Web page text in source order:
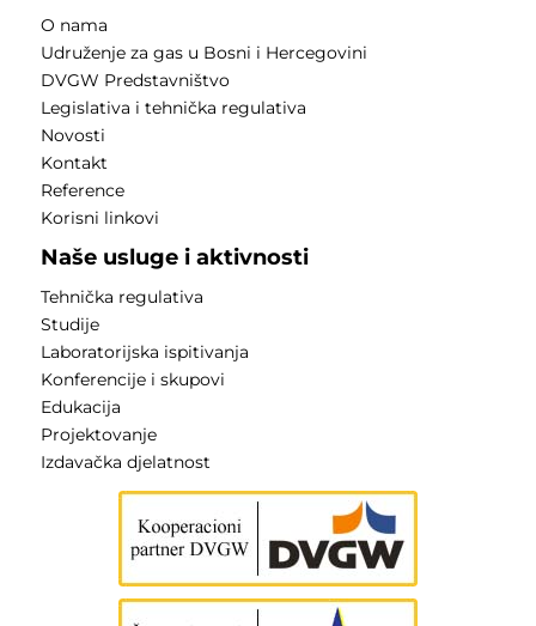
O nama
Udruženje za gas u Bosni i Hercegovini
DVGW Predstavništvo
Legislativa i tehnička regulativa
Novosti
Kontakt
Reference
Korisni linkovi
Naše usluge i aktivnosti
Tehnička regulativa
Studije
Laboratorijska ispitivanja
Konferencije i skupovi
Edukacija
Projektovanje
Izdavačka djelatnost